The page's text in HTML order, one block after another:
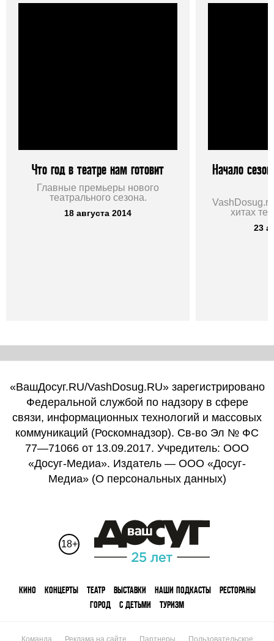
Что год в театре нам готовит
Главные премьеры нового
театрального сезона.
18 августа 2014
Начало
хитах
23
«ВашДосуг.RU/VashDosug.RU» зарегистрировано
Федеральной службой по надзору в сфере
связи, информационных технологий и массовых
коммуникаций (Роскомнадзор). Св-во Эл № ФС
77—71066 от 13.09.2017. Учредитель: ООО
«Досуг-Медиа». Издатель — ООО «Досуг-
Медиа» (О персональных данных)
18+
КИНО КОНЦЕРТЫ ТЕАТР ВЫСТАВКИ НАШИ ПОДКАСТЫ
РЕСТОРАНЫ
ГОРОД
С ДЕТЬМИ ТУРИЗМ
Команда Реклама на сайте Партнеры Пользовательское